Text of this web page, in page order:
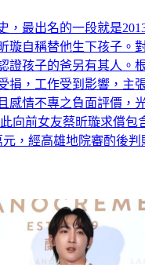
璇自稱替他生下孩子。
證孩子的爸另有其人。
損，工作受到影響，主
感情不專之負面評價，
向前女友蔡昕璇求償包
，經高雄地院審酌後判